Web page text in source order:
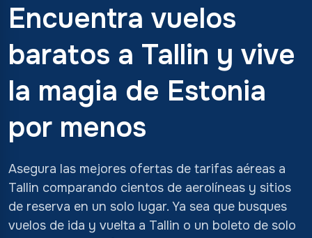
Encuentra vuelos
baratos a Tallin y vive
la magia de Estonia
por menos
Asegura las mejores ofertas de tarifas aéreas a
Tallin comparando cientos de aerolíneas y sitios
de reserva en un solo lugar. Ya sea que busques
vuelos de ida y vuelta a Tallin o un boleto de solo